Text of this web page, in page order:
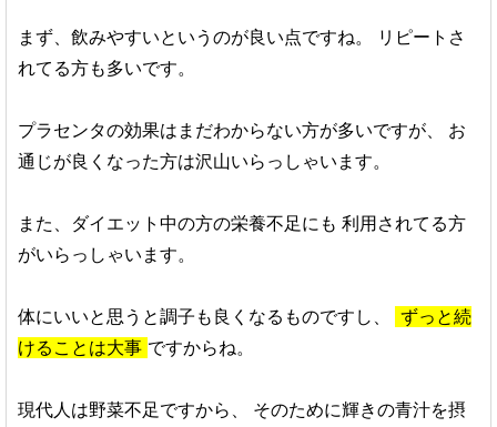
まず、飲みやすいというのが良い点ですね。
リピートさ
れてる方も多いです。
プラセンタの効果はまだわからない方が多いですが、
お
通じが良くなった方は沢山いらっしゃいます。
また、ダイエット中の方の栄養不足にも 利用されてる方
がいらっしゃいます。
体にいいと思うと調子も良くなるものですし、
ずっと続
けることは大事 ですからね。
現代人は野菜不足ですから、
そのために輝きの青汁を摂